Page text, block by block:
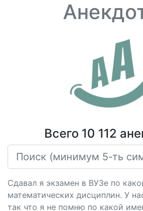
Всего 10 112
Сдавал я экзамен в ВУЗе по
математических дисциплин. У
так что я не помню по какой